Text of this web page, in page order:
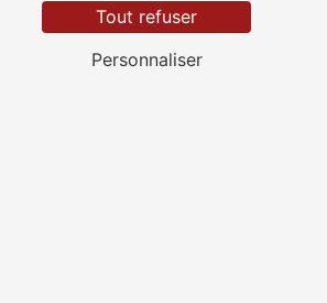
Tout refuser
Personnaliser